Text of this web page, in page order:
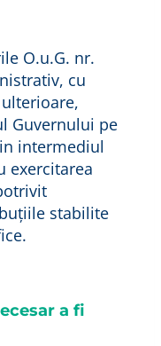
O.u.G. nr.
cu
Guvernului pe
intermediul
exercitarea
stabilite
a fi